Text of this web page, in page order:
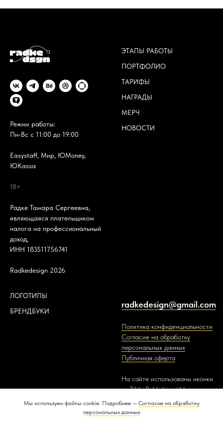
Режим работы:
Пн-Вс с 11:00 до 19:00
Easystaff, Мир, ЮMoney,
ЮKassa
18+
Радке Тамара Сергеевна,
являющаяся плательщиком
налога на профессиональный
доход,
ИНН 183511756741
Radkedesign 2026
ЭТАПЫ РАБОТЫ
ПОРТФОЛИО
ТАРИФЫ
НАГРАДЫ
МЕРЧ
НОВОСТИ
ЛОГОТИПЫ
БРЕНДБУКИ
radkedesign@gmail.com
Политика конфиденциальности
Согласие на обработку
персональных данных
Публичная оферта
На сайте использованы иконки
от Tilda Publishingtilda.cc
Мы используем файлы cookie. Подробнее — Согласие на обработку
персональных данных